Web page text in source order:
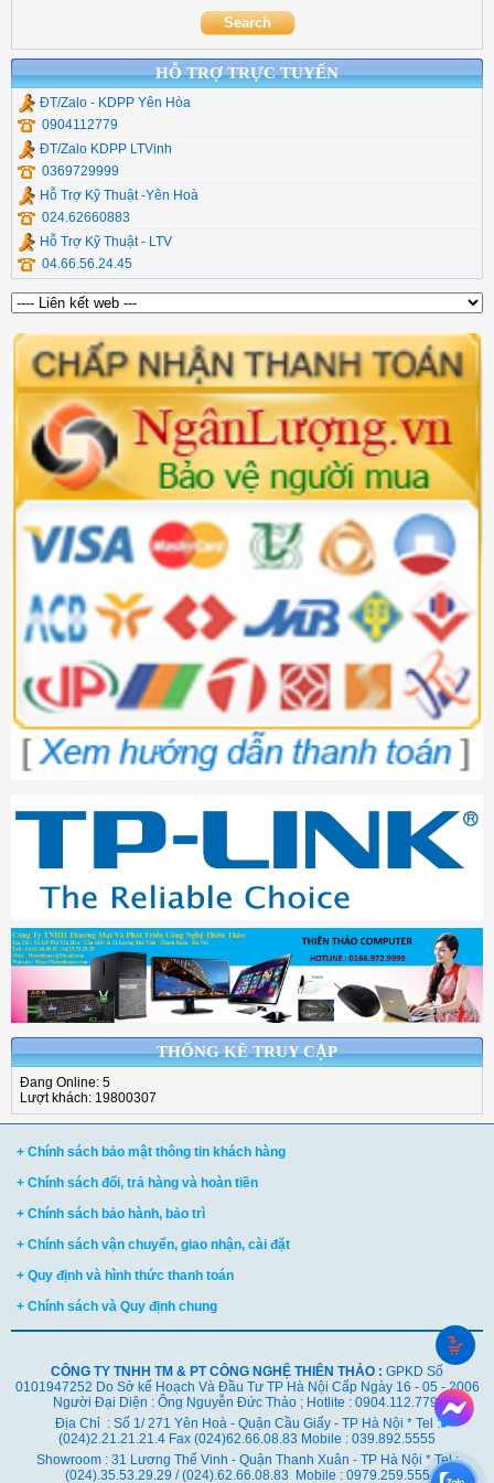
HỖ TRỢ TRỰC TUYẾN
ĐT/Zalo - KDPP Yên Hòa
0904112779
ĐT/Zalo KDPP LTVinh
0369729999
Hỗ Trợ Kỹ Thuật -Yên Hoà
024.62660883
Hỗ Trợ Kỹ Thuật - LTV
04.66.56.24.45
THỐNG KÊ TRUY CẬP
Đang Online: 5
Lượt khách: 19800307
+ Chính sách bảo mật thông tin khách hàng
+ Chính sách đổi, trả hàng và hoàn tiền
+ Chính sách bảo hành, bảo trì
+ Chính sách vận chuyển, giao nhận, cài đặt
+ Quy định và hình thức thanh toán
+ Chính sách và Quy định chung
CÔNG TY TNHH TM & PT CÔNG NGHỆ THIÊN THẢO : GPKD Số
0101947252 Do Sở kế Hoạch Và Đầu Tư TP Hà Nội Cấp Ngày 16 - 05 - 2006
Người Đại Diện : Ông Nguyễn Đức Thảo ; Hotlite : 0904.112.779
Địa Chỉ : Số 1/ 271 Yên Hoà - Quận Cầu Giấy - TP Hà Nội * Tel :
(024)2.21.21.21.4 Fax (024)62.66.08.83 Mobile : 039.892.5555
Showroom : 31 Lương Thế Vinh - Quận Thanh Xuân - TP Hà Nội * Tel :
(024).35.53.29.29 / (024).62.66.08.83 Mobile : 0979.259.555